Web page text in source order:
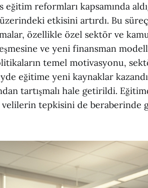
reformları kapsamında
etkisini artırdı. Bu
özellikle özel sektör ve
ve yeni finansman
temel motivasyonu,
eğitime yeni kaynaklar
tartışmalı hale getirildi.
tepkisini de beraberinde